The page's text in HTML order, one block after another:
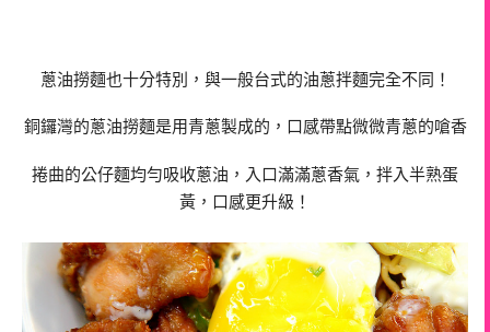
蔥油撈麵也十分特別，與一般台式的油蔥拌麵完全不同！
銅鑼灣的蔥油撈麵是用青蔥製成的，口感帶點微微青蔥的嗆香
捲曲的公仔麵均勻吸收蔥油，入口滿滿蔥香氣，拌入半熟蛋
黃，口感更升級！